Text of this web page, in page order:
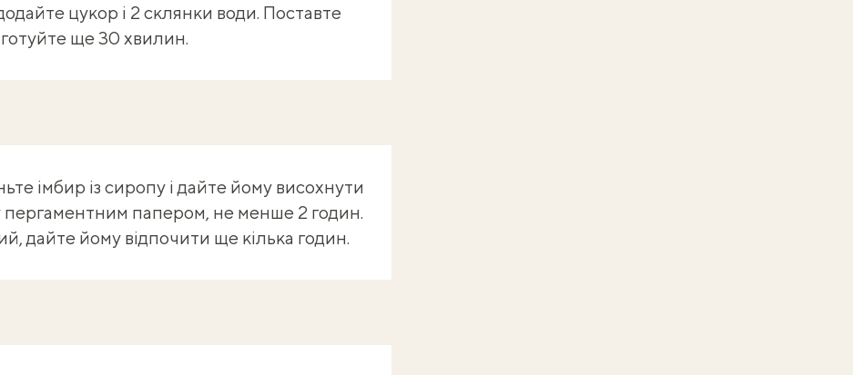
цукор і 2 склянки води. Поставте
ще 30 хвилин.
імбир із сиропу і дайте йому висохнути
пергаментним папером, не менше 2 годин.
дайте йому відпочити ще кілька годин.